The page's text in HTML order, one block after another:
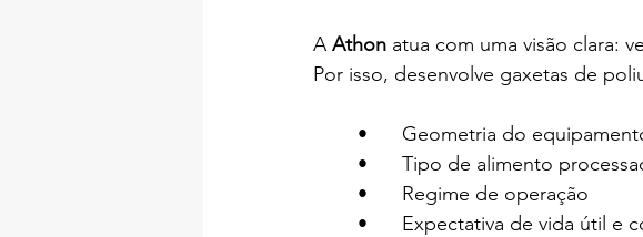
A Athon atua com uma visão clara:
Por isso, desenvolve gaxetas de
•	Geometria do
•	Tipo de alimento
	•	Regime de operação
•	Expectativa de vida útil e